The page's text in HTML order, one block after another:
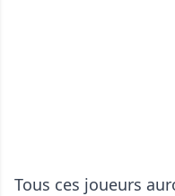
Tous ces joueurs